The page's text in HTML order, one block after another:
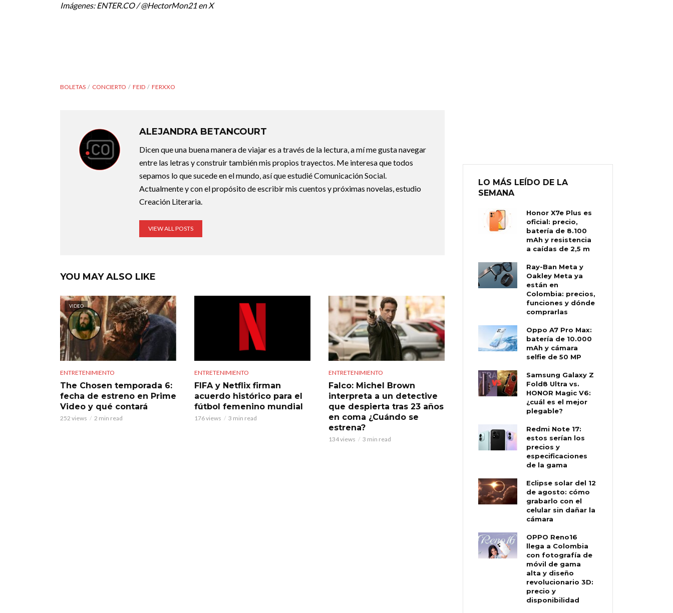
Imágenes: ENTER.CO / @HectorMon21 en X
BOLETAS CONCIERTO FEID FERXXO
ALEJANDRA BETANCOURT
Dicen que una buena manera de viajar es a través de la lectura, a mí me gusta navegar
entre las letras y construir también mis propios trayectos. Me interesa que todos
sepamos lo que sucede en el mundo, así que estudié Comunicación Social.
Actualmente y con el propósito de escribir mis cuentos y próximas novelas, estudio
Creación Literaria.
VIEW ALL POSTS
YOU MAY ALSO LIKE
VIDEO
ENTRETENIMIENTO
The Chosen temporada 6:
fecha de estreno en Prime
Video y qué contará
252 views 2 min read
ENTRETENIMIENTO
FIFA y Netflix firman
acuerdo histórico para el
fútbol femenino mundial
176 views 3 min read
ENTRETENIMIENTO
Falco: Michel Brown
interpreta a un detective
que despierta tras 23 años
en coma ¿Cuándo se
estrena?
134 views 3 min read
LO MÁS LEÍDO DE LA
SEMANA
Honor X7e Plus es
oficial: precio,
batería de 8.100
mAh y resistencia
a caídas de 2,5 m
Ray-Ban Meta y
Oakley Meta ya
están en
Colombia: precios,
funciones y dónde
comprarlas
Oppo A7 Pro Max:
batería de 10.000
mAh y cámara
selfie de 50 MP
Samsung Galaxy Z
Fold8 Ultra vs.
HONOR Magic V6:
¿cuál es el mejor
plegable?
Redmi Note 17:
estos serían los
precios y
especificaciones
de la gama
Eclipse solar del 12
de agosto: cómo
grabarlo con el
celular sin dañar la
cámara
OPPO Reno16
llega a Colombia
con fotografía de
móvil de gama
alta y diseño
revolucionario 3D:
precio y
disponibilidad